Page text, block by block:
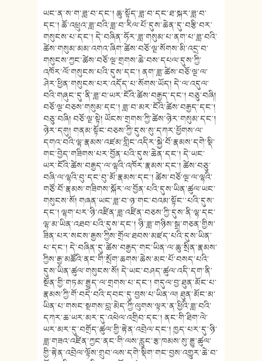
ཡང་ན་ས་ག་ཟླ་བ་དང་། ཆུ་སྟོད་ཟླ་བ་དང་ཐ་སྐར་ཟླ་བ་
དང་། ཆོ་འཕྲུའ་ཟླ་བའི་ཟླ་བ་རིལ་པོ་དུས་ཆེན་དུ་བརྩི་བར་
གསུངས་པ་དང་། དེ་བཞིན་ཧོར་ཟླ་གསུམ་པ་ནག་པ་ཟླ་བའི་
ཚེས་གསུམ་མམ་འགའ་ཞིག་ཚེས་བཅོ་ལྔ་སོགས་མི་འདྲ་བ་
གསུངས་ཀྱང་ཚེས་བཅོ་ལྔ་གྲགས་ཆེ་བས་དཔལ་དུས་ཀྱི་
འཁོར་ལོ་གསུངས་པའི་དུས་དང་། ནག་ཟླ་ཚེས་བཅོ་ལྔ་ལ་
ཤེར་ཕྱིན་གསུངས་པར་འདོད་པ་སོགས་ཡོད། དེ་ལ་འདུལ་
བའི་གཞུང་དུ་ནི་ཟླ་བ་ཡར་ངོའི་ཚེས་བརྒྱད་དང་། བཅུ་བཞི།
བཅོ་ལྔ་བཅས་གསུམ་དང་། ཟླ་བ་མར་ངོའི་ཚེས་བརྒྱད་དང་།
བཅུ་བཞི། བཅོ་ལྔ་སྟེ། ཡོངས་གྲགས་ཀྱི་ཚེས་ཉེར་གསུམ་དང་།
ཉེར་དགུ། གནམ་སྟོང་བཅས་ཀྱི་དུས་སུ་དཀར་ཕྱོགས་ལ་
དགའ་བའི་ལྷ་རྣམས་འཛམ་གླིང་འདིར་སྐྱེ་བོ་རྣམས་དགེ་སྡི་
གང་བྱེད་གཟིགས་པར་བྱོན་པའི་དུས་ཆེན་དང་། དེ་ཡང་
ཡར་ངོའི་ཚེས་བརྒྱད་ལ་ལྷའི་འཁོར་རྣམས་དང་། ཚེས་བཅུ་
བཞི་ལ་ལྷའི་བུ་དང་བུ་མོ་རྣམས་དང་། ཚེས་བཅོ་ལྔ་ལ་ལྷའི་
གཙོ་བོ་རྣམས་གཟིགས་སྐོར་ལ་བྱོན་པའི་དུས་ཡིན་ཚུལ་ཡང་
གསུངས་སོ། གཞན་ཡང་ཟླ་བ་ཉ་གང་བའམ་སྟོང་་པའི་དུས་
དང་། ལྷག་པར་ཉི་འཛིན་ཟླ་འཛིན་བཅས་ཀྱི་དུས་ནི་ལྷ་དང་
ལྷ་མ་ཡིན་འཐབ་པའི་དུས་དང་། ཉི་ཟླ་གཉིས་སྒྲ་གཅན་གྱིས་
ཟིན་པར་སངས་རྒྱས་ཀྱིས་གྲོལ་ཐབས་མཛད་པའི་དུས་ཡིན་
པ་དང་། དེ་བཞིན་དུ་ཚེས་བརྒྱད་གང་ཡིན་ལ་ཆུ་སྲིན་རྣམས་
ཀྱིས་རྒྱ་མཚོའི་ནང་གི་སྲོག་ཆགས་ཆེས་མང་པོ་བསད་པའི་
དུས་ཡིན་ཚུལ་གསུངས་སོ། དེ་ཡང་བཤད་ཚུལ་འདི་དག་ནི་
སྔོན་གྱི་གཏམ་རྒྱུད་ལ་གྲགས་པ་དང་། གདུལ་བྱ་ཐུན་མོང་པ་
རྣམས་ཀྱི་གོ་བདེ་བའི་དབང་དུ་བྱས་པ་ཡིན་ལ། ཐུན་མོང་མ་
ཡིན་པ་གསང་སྔགས་བླ་མེད་ཀྱི་ལུགས་ལྟར་ན་ཕྱིའི་ཟླ་བའི་
དཀར་ཆ་ཡར་མར་དུ་འཕེལ་འགྲིབ་དང་། ནང་གི་ཐིག་ལེ་
ཡར་མར་དུ་བགྲོད་ཚུལ་གྱི་རྟེན་འབྲེལ་དང་། ཁྱད་པར་དུ་ཉི་
ཟླ་གཟའ་འཛིན་ཀྱང་ནང་གི་ལས་རླུང་རྩ་ཁམས་སུ་རྒྱུ་ཚུལ་
གྱི་རྟེན་འབྲེལ་ལྟོས་གྲུབ་ལས་དགེ་སྡིག་གང་བྱས་འགྱུར་ཆེ་བ་